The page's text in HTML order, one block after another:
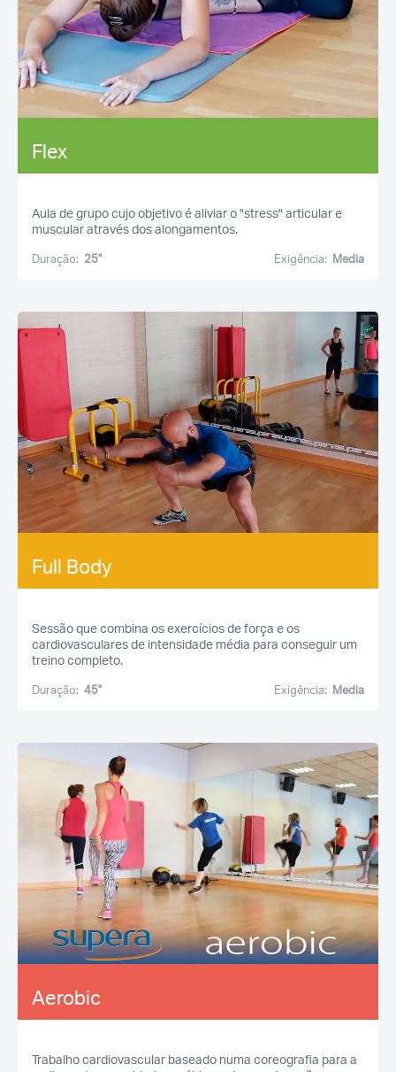
Acesso sócios
Flex
Aula de grupo cujo objetivo é aliviar o "stress" articular e
muscular através dos alongamentos.
Duração: 25'' Exigência: Media
Full Body
Sessão que combina os exercícios de força e os
cardiovasculares de intensidade média para conseguir um
treino completo.
Duração: 45'' Exigência: Media
Aerobic
Trabalho cardiovascular baseado numa coreografia para a